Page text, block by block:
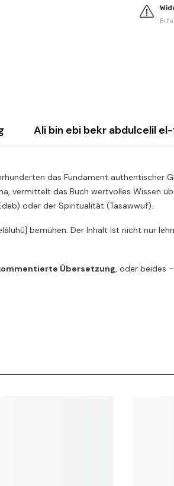
Ali bin ebi bekr abdulcelil
das Fundament authentischer
vermittelt das Buch wertvolles Wissen
oder der Spiritualität (Tasawwuf).
bemühen. Der Inhalt ist nicht nur
Übersetzung, oder beides